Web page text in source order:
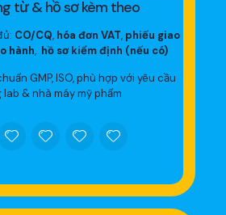
từ & hồ sơ kèm theo
CO/CQ, hóa đơn VAT, phiếu giao
hành, hồ sơ kiểm định (nếu có)
GMP, ISO, phù hợp với yêu cầu
lab & nhà máy mỹ phẩm